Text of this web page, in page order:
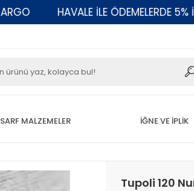
HAVALE İLE ÖDEMELERDE 5% İNDİRİM
SARF MALZEMELER İĞNE VE İPLİK
Tupoli 120